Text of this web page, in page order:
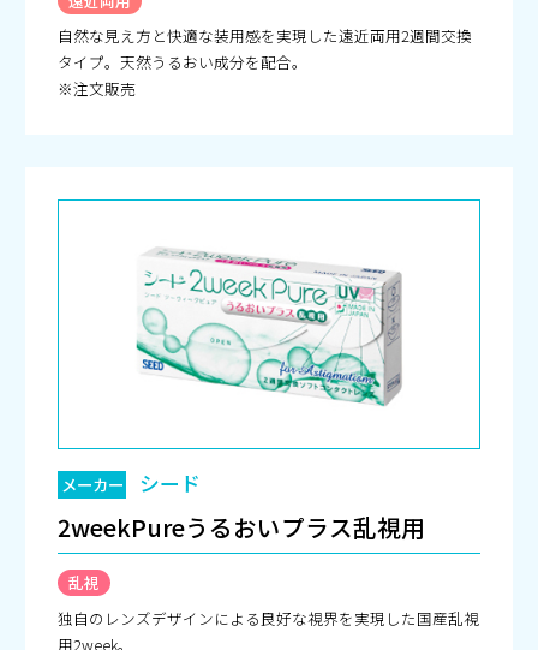
自然な見え方と快適な装用感を実現した遠近両用2週間交換
タイプ。天然うるおい成分を配合。
※注文販売
メーカー シード
2weekPureうるおいプラス乱視用
乱視
独自のレンズデザインによる良好な視界を実現した国産乱視
用2week。